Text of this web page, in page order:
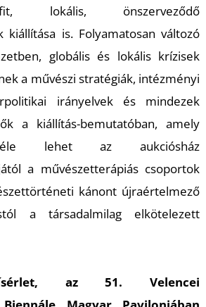
lokális, önszerveződő
kiállítása is. Folyamatosan változó
globális és lokális krízisek
a művészi stratégiák, intézményi
irányelvek és mindezek
a kiállítás-bemutatóban, amely
lehet az aukciósház
a művészetterápiás csoportok
kánont újraértelmező
a társadalmilag elkötelezett
az 51. Velencei